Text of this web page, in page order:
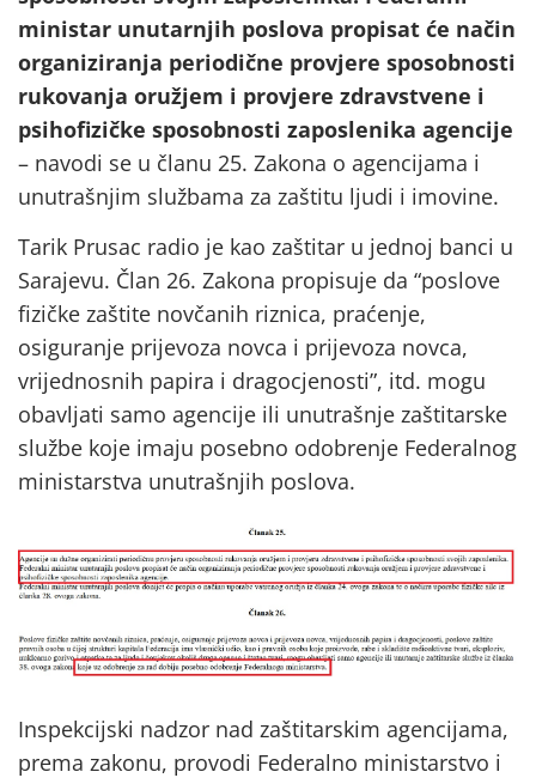
ministar unutarnjih poslova propisat će način
organiziranja periodične provjere sposobnosti
rukovanja oružjem i provjere zdravstvene i
psihofizičke sposobnosti zaposlenika agencije
– navodi se u članu 25. Zakona o agencijama i
unutrašnjim službama za zaštitu ljudi i imovine.
Tarik Prusac radio je kao zaštitar u jednoj banci u
Sarajevu. Član 26. Zakona propisuje da “poslove
fizičke zaštite novčanih riznica, praćenje,
osiguranje prijevoza novca i prijevoza novca,
vrijednosnih papira i dragocjenosti”, itd. mogu
obavljati samo agencije ili unutrašnje zaštitarske
službe koje imaju posebno odobrenje Federalnog
ministarstva unutrašnjih poslova.
Inspekcijski nadzor nad zaštitarskim agencijama,
prema zakonu, provodi Federalno ministarstvo i